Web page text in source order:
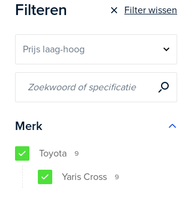
Filteren Filter wissen
Merk
Toyota 9
Yaris Cross 9